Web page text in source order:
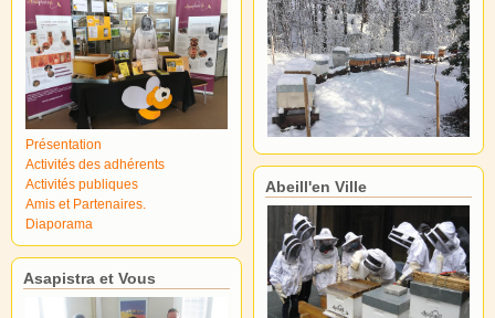
Présentation
Activités des adhérents
Activités publiques
Amis et Partenaires.
Diaporama
Asapistra et Vous
Abeill'en Ville